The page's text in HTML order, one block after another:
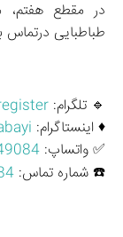
طباطبایی درتماس
🔹 تلگرام:
♦️ اینستاگرام:
✅ واتساپ:
☎️ شماره تماس: